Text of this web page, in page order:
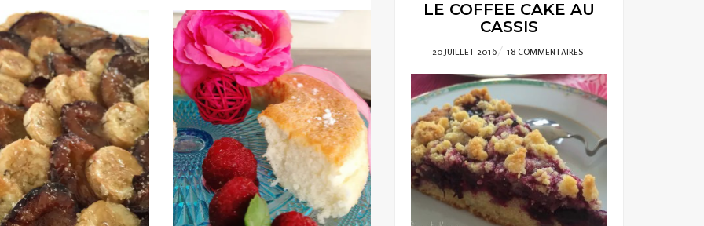
LE COFFEE CAKE AU
CASSIS
POSTED
ON
20 JUILLET 2016 18 COMMENTAIRES